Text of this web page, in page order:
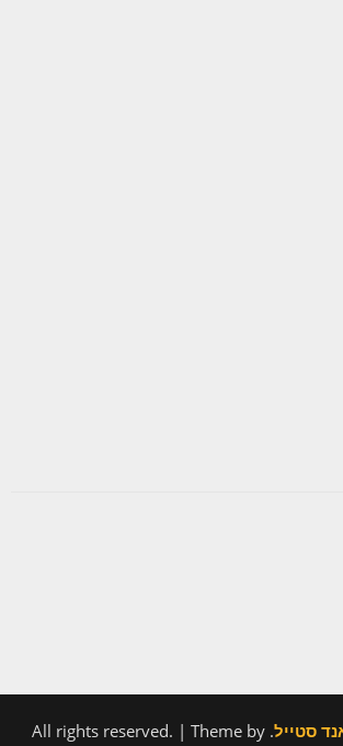
סטייל. All rights reserved.
| Theme by